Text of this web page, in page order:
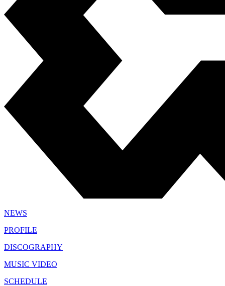
NEWS
PROFILE
DISCOGRAPHY
MUSIC VIDEO
SCHEDULE